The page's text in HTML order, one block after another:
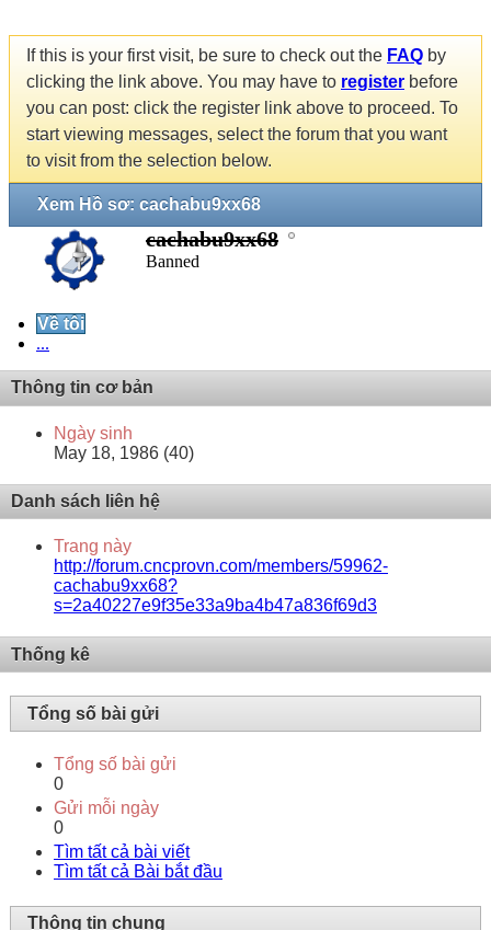
If this is your first visit, be sure to check out the FAQ by
clicking the link above. You may have to register before
you can post: click the register link above to proceed. To
start viewing messages, select the forum that you want
to visit from the selection below.
Xem Hồ sơ: cachabu9xx68
cachabu9xx68
Banned
Về tôi
...
Thông tin cơ bản
Ngày sinh
May 18, 1986 (40)
Danh sách liên hệ
Trang này
http://forum.cncprovn.com/members/59962-
cachabu9xx68?
s=2a40227e9f35e33a9ba4b47a836f69d3
Thống kê
Tổng số bài gửi
Tổng số bài gửi
0
Gửi mỗi ngày
0
Tìm tất cả bài viết
Tìm tất cả Bài bắt đầu
Thông tin chung